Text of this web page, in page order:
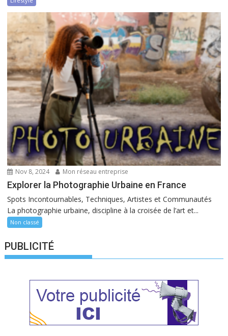
Nov 8, 2024 Mon réseau entreprise
Explorer la Photographie Urbaine en France
Spots Incontournables, Techniques, Artistes et Communautés
La photographie urbaine, discipline à la croisée de l’art et...
Non classé
PUBLICITÉ